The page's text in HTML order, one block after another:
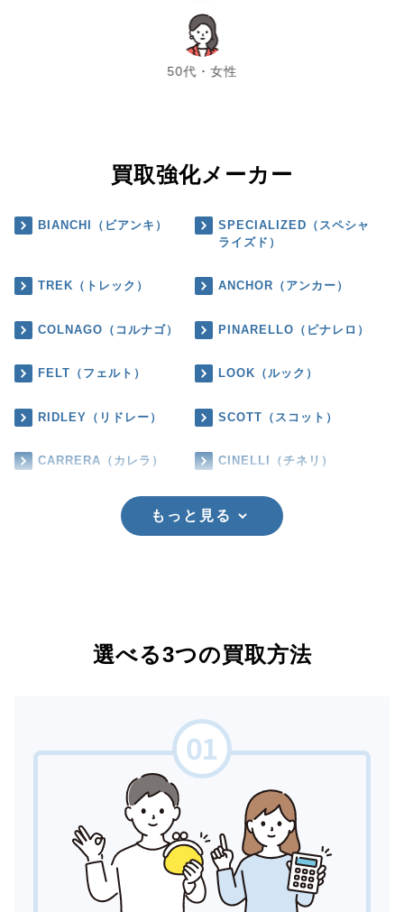
50代・女性
chevron_left chevron_right
買取強化メーカー
BIANCHI（ビアンキ）
SPECIALIZED（スペシャ
ライズド）
TREK（トレック） ANCHOR（アンカー）
COLNAGO（コルナゴ） PINARELLO（ピナレロ）
FELT（フェルト） LOOK（ルック）
RIDLEY（リドレー） SCOTT（スコット）
CARRERA（カレラ） CINELLI（チネリ）
もっと見る
選べる3つの買取方法